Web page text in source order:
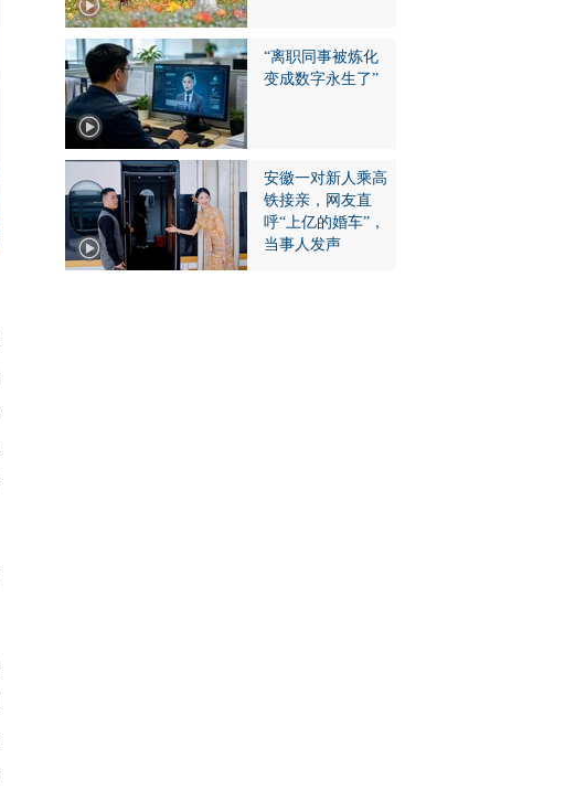
“离职同事被炼化
变成数字永生了”
安徽一对新人乘高
铁接亲，网友直
呼“上亿的婚车”，
当事人发声